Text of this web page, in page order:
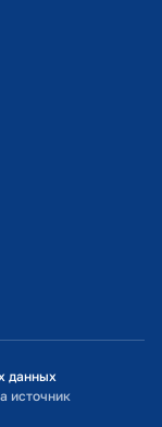
РФ
данных
источник